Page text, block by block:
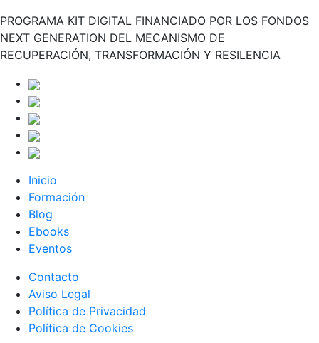
PROGRAMA KIT DIGITAL FINANCIADO POR LOS FONDOS
NEXT GENERATION DEL MECANISMO DE
RECUPERACIÓN, TRANSFORMACIÓN Y RESILENCIA
Inicio
Formación
Blog
Ebooks
Eventos
Contacto
Aviso Legal
Política de Privacidad
Política de Cookies